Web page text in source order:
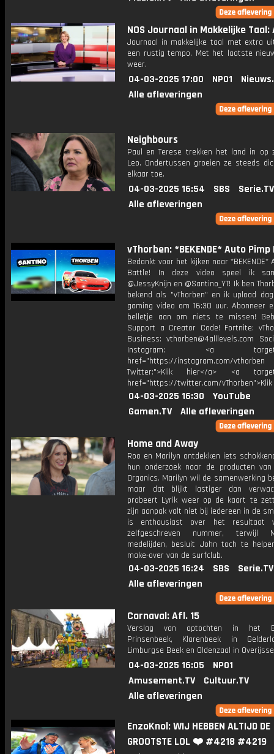
NOS Journaal in Makkelijke
Journaal in makkelijke taal met extra
een rustig tempo. Met het laatste
weer.
04-03-2025 17:00 NPO1
Alle afleveringen
Neighbours
Paul en Terese trekken het land in op
Leo. Ondertussen groeien ze steeds
elkaar toe.
04-03-2025 16:54 SBS
Serie.TV
Alle afleveringen
vThorben: *BEKENDE* Auto
Bedankt voor het kijken naar *BEKENDE*
Battle! In deze video speel ik
@JessyKnijn en @Santino_YT! Ik ben
bekend als "vThorben" en ik upload
gaming video om 16:30 uur. Abonneer
belletje aan om niets te missen!
Support a Creator Code! Fortnite:
Business: vthorben@4alllevels.com
Instagram: <a
href="https://instagram.com/vthorben
Twitter:">Klik hier</a> <a
href="https://twitter.com/
04-03-2025 16:30
YouTube
Gamen.TV
Alle afleveringen
Home and Away
Roo en Marilyn ontdekken iets
hun onderzoek naar de producten
Organics. Marilyn wil de samenwerking
maar dat blijkt lastiger dan
probeert Lyrik weer op de kaart te
zijn aanpak valt niet bij iedereen in de
is enthousiast over het resultaat
zelfgeschreven nummer, terwijl
medelijden, besluit John toch te
make-over van de surfclub.
04-03-2025 16:24 SBS
Serie.TV
Alle afleveringen
Carnaval: Afl. 15
Verslag van optochten in het
Prinsenbeek, Klarenbeek in
Limburgse Beek en Oldenzaal in
04-03-2025 16:05
NPO1
Amusement.TV
Cultuur.TV
Alle afleveringen
EnzoKnol: WIJ HEBBEN ALTIJD DE
GROOTSTE LOL ❤️ #4218 #4219